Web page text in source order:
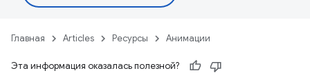
Главная Articles Ресурсы Анимации
Эта информация оказалась полезной?